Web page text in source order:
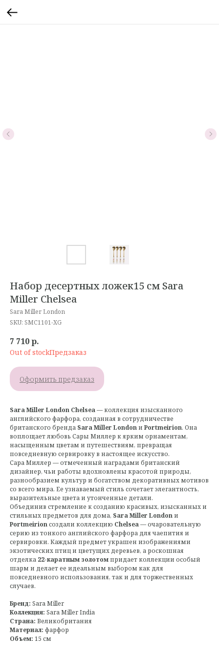
Набор десертных ложек15 см Sara
Miller Chelsea
Sara Miller London
SKU: SMC1101-XG
7 710р.
Out of stock
Оформить предзаказ
Sara Miller London Chelsea— коллекция изысканного
английского фарфора, созданная в сотрудничестве
британского бренда Sara Miller London и Portmeirion. Она
воплощает любовь Сары Миллер к ярким орнаментам,
насыщенным цветам и путешествиям, превращая
повседневную сервировку в настоящее искусство.
Сара Миллер — отмеченный наградами британский
дизайнер, чьи работы вдохновлены красотой природы,
разнообразием культур и богатством декоративных мотивов
со всего мира. Ее узнаваемый стиль сочетает элегантность,
выразительные цвета и утонченные детали.
Объединив стремление к созданию красивых, изысканных и
стильных предметов для дома, Sara Miller London и
Portmeirionсоздали коллекцию Chelsea— очаровательную
серию из тонкого английского фарфора для чаепития и
сервировки. Каждый предмет украшен изображениями
экзотических птиц и цветущих деревьев, а роскошная
отделка 22-каратным золотом придает коллекции особый
шарм и делает ее идеальным выбором как для
повседневного использования, так и для торжественных
случаев.
Бренд: Sara Miller
Коллекция: Sara Miller India
Страна: Великобритания
Материал: фарфор
Объем: 15 см